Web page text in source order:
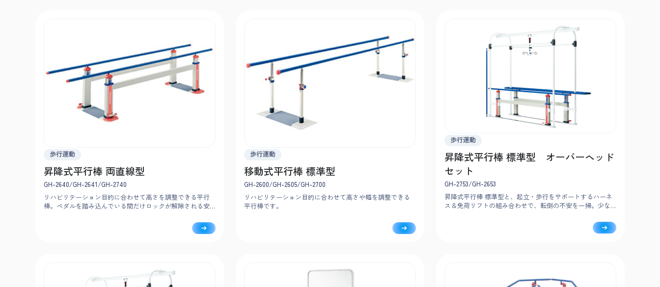
歩行運動
昇降式平行棒 両直線型
GH-2640/GH-2641/GH-2740
リハビリテーション目的に合わせて高さを調整できる平行
棒。ペダルを踏み込んでいる間だけロックが解除される安
歩行運動
移動式平行棒 標準型
GH-2600/GH-2605/GH-2700
リハビリテーション目的に合わせて高さや幅を調整できる
平行棒です。
歩行運動
昇降式平行棒 標準型 オーバーヘッド
セット
GH-2753/GH-2653
昇降式平行棒 標準型と、起立・歩行をサポートするハーネ
ス＆免荷リフトの組み合わせで、転倒の不安を一掃。少な